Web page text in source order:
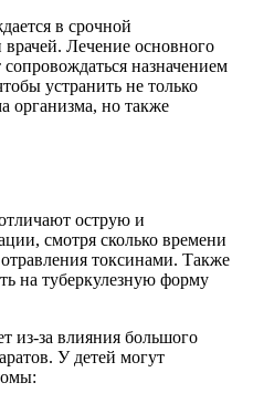
в срочной
Лечение основного
сопровождаться назначением
устранить не только
организма, но также
острую и
смотря сколько времени
токсинами. Также
на туберкулезную форму
из-за влияния большого
У детей могут